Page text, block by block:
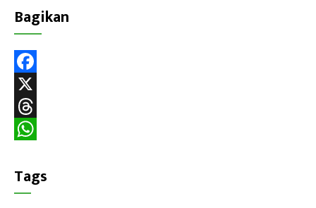
Bagikan
F
a
c
b
o
X
T
r
e
h
a
Tags